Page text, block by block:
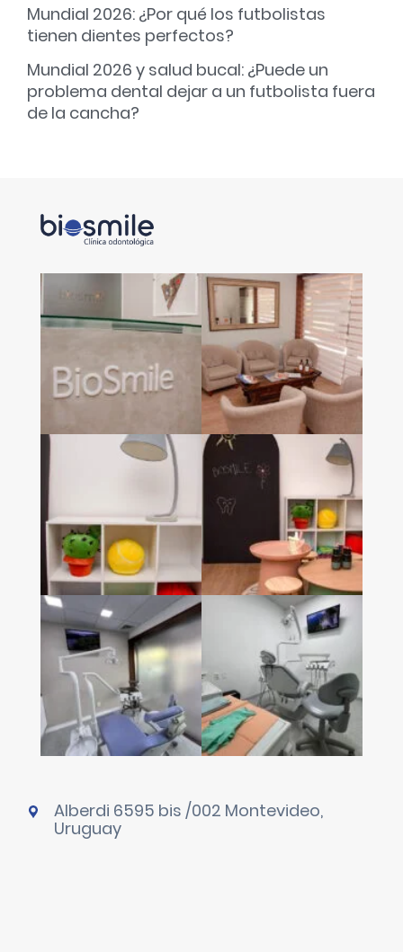
Mundial 2026: ¿Por qué los futbolistas
tienen dientes perfectos?
Mundial 2026 y salud bucal: ¿Puede un
problema dental dejar a un futbolista fuera
de la cancha?
Alberdi 6595 bis /002 Montevideo,
Uruguay